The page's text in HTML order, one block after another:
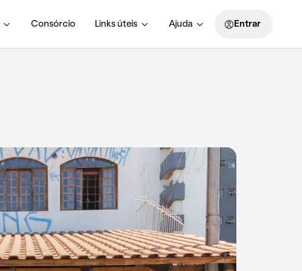
Consórcio Links úteis Ajuda Entrar